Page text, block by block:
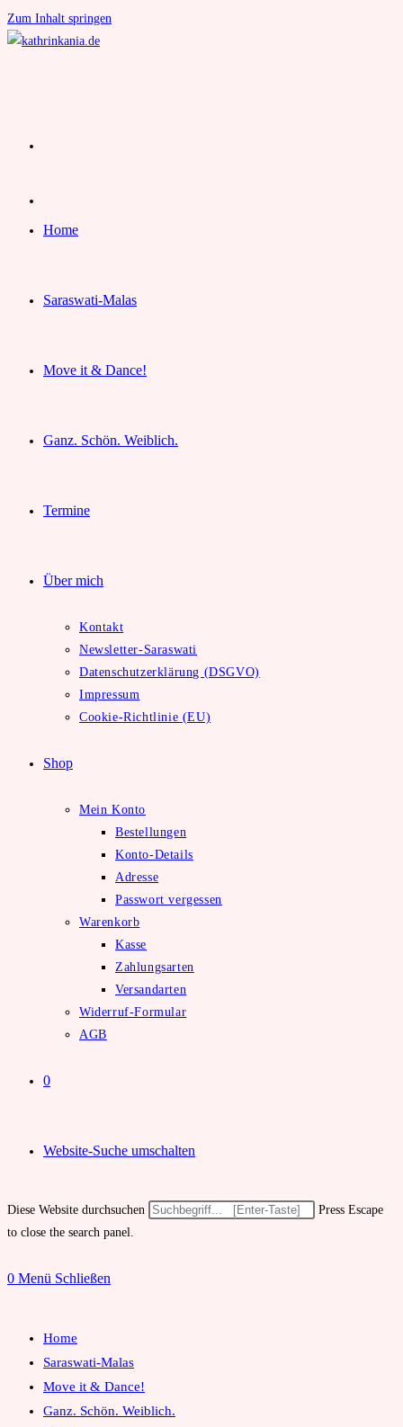
Zum Inhalt springen
Home
Saraswati-Malas
Move it & Dance!
Ganz. Schön. Weiblich.
Termine
Über mich
Kontakt
Newsletter-Saraswati
Datenschutzerklärung (DSGVO)
Impressum
Cookie-Richtlinie (EU)
Shop
Mein Konto
Bestellungen
Konto-Details
Adresse
Passwort vergessen
Warenkorb
Kasse
Zahlungsarten
Versandarten
Widerruf-Formular
AGB
0
Website-Suche umschalten
Diese Website durchsuchen
Press Escape
to close the search panel.
0 Menü Schließen
Home
Saraswati-Malas
Move it & Dance!
Ganz. Schön. Weiblich.